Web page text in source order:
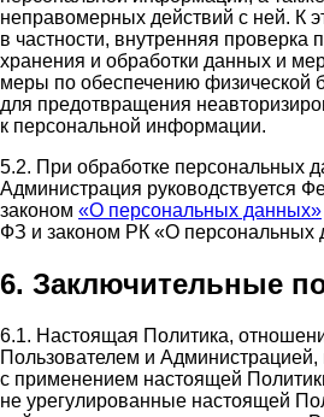
неправомерных действий с ней. К
в частности, внутренняя проверка
хранения и обработки данных и
меры по обеспечению физической
для предотвращения
к персональной информации.
5.2. При обработке персональных
Администрация руководствуется
законом «О персональных данных»
ФЗ и законом РК «О персональных
6. Заключительные
6.1. Настоящая Политика,
Пользователем и
с применением настоящей
не урегулированные настоящей